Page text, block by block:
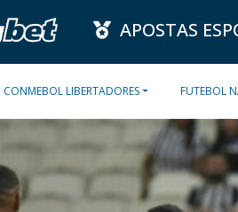
APOSTAS
CONMEBOL LIBERTADORES FUTEBOL